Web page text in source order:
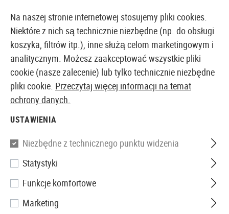
EUROPEJSKI AIRSOFT SKLEP I HURTOWNIA
Strona główna
Storm Sling XT
Na naszej stronie internetowej stosujemy pliki cookies.
Niektóre z nich są technicznie niezbędne (np. do obsługi
koszyka, filtrów itp.), inne służą celom marketingowym i
analitycznym. Możesz zaakceptować wszystkie pliki
cookie (nasze zalecenie) lub tylko technicznie niezbędne
pliki cookie. Przeczytaj więcej informacji na temat
ochrony danych.
USTAWIENIA
Niezbędne z technicznego punktu widzenia
Statystyki
Funkcje komfortowe
Marketing